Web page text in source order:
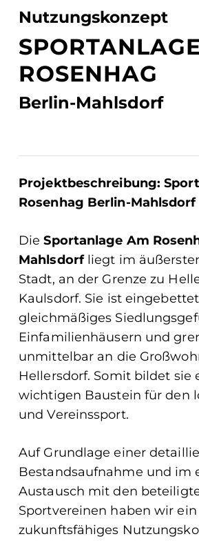
Nutzungskonzept
ROSENHAG
Berlin-Mahlsdorf
Projektbeschreibung:
Rosenhag Berlin-Mahlsdorf
DieSportanlage Am
Mahlsdorfliegt im
Stadt, an der Grenze zu
Kaulsdorf. Sie ist
gleichmäßiges
Einfamilienhäusern und
unmittelbar an die
Hellersdorf. Somit bildet sie
wichtigen Baustein für den
und Vereinssport.
Auf Grundlage einer
Bestandsaufnahme und im
Austausch mit den
Sportvereinen haben wir ein
zukunftsfähiges